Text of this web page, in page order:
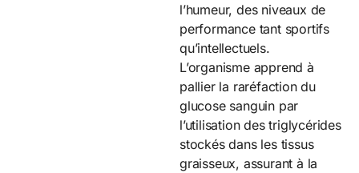
l’humeur, des niveaux de
performance tant sportifs
qu’intellectuels.
L’organisme apprend à
pallier la raréfaction du
glucose sanguin par
l’utilisation des triglycérides
stockés dans les tissus
graisseux, assurant à la